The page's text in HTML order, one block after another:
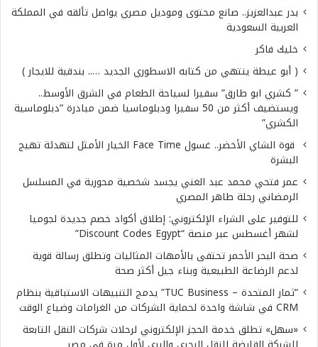
بدر عبدالعزيز.. صانع محتوى وموديل مصري يواصل تألقه في المملكة
العربية السعودية
خليك فاكر
( أبو عيطة ينتهي من كتابه الاسطوري الجديد ….. بندقية للايجار )
” كشري ابو طارق” سفيرا لسياحة الطعام في الشرق الأوسط..
ويستضيف أكثر من 50 سفيرا ودبلوماسيا ضمن مبادرة “دبلوماسية
الكشري”
قوة الشاي الأخضر.. غسول Face Time الخيار الأمثل لتهدئة تهيج
البشرة
عمر فتحي محمد عبد الغني يجسد شخصية محورية في المسلسل
الرمضاني رحلة طاهر المصري
للتوفير على الشراء الإلكتروني: إطلاق أكواد خصم جديدة لجوميا
لشهر أغسطس عبر منصة “Discount Codes Egypt”
صحة البحر الأحمر تحتفى بالأمهات المثاليات وتطلق رسالة قوية
لدعم الرضاعة الطبيعية وبناء جيل أكثر صحة
“ثمار المتحدة – TUC Business” يدمج التنبيهات الاستباقية بنظام
CRM في شاشة واحدة لحماية الشركات من الغرامات وضياع الوقت
«سهل» تطلق خدمة الحجز الإلكتروني لرحلات شركات النقل التابعة